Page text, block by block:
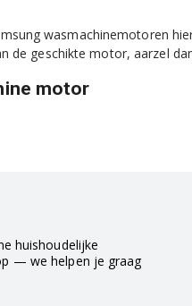
wasmachinemotoren
de geschikte motor, aarzel
motor
huishoudelijke
— we helpen je graag